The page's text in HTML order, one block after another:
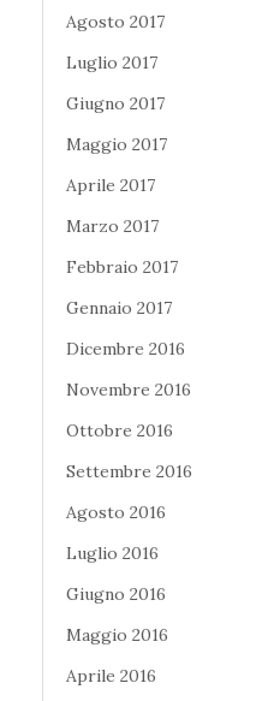
Agosto 2017
Luglio 2017
Giugno 2017
Maggio 2017
Aprile 2017
Marzo 2017
Febbraio 2017
Gennaio 2017
Dicembre 2016
Novembre 2016
Ottobre 2016
Settembre 2016
Agosto 2016
Luglio 2016
Giugno 2016
Maggio 2016
Aprile 2016